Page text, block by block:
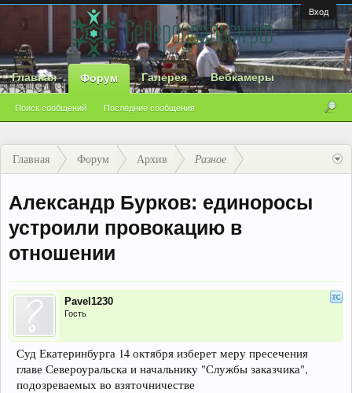
Вход
Главная Форум
Поиск сообщений Последние сообщения
Галерея Вебкамеры
Главная Форум Архив Разное
Александр Бурков: единоросы
устроили провокацию в
отношении
Pavel1230
Гость
Суд Екатеринбурга 14 октября изберет меру пресечения
главе Североуральска и начальнику "Службы заказчика",
подозреваемых во взяточничестве